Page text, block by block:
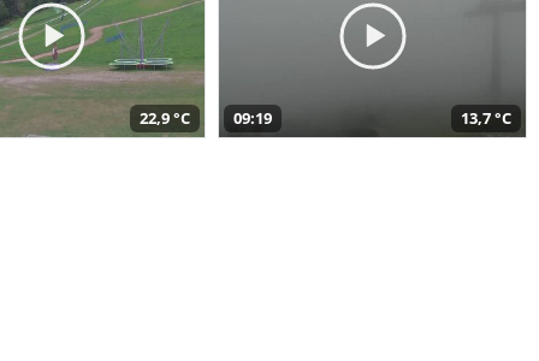
22,9 °C 09:19 13,7 °C